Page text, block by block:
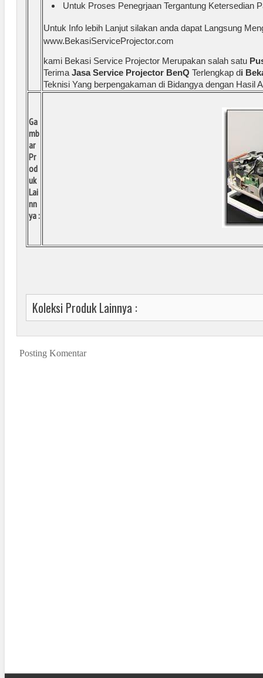
Untuk Proses Penegrjaan Tergantung Ketersedian
Untuk Info lebih Lanjut silakan anda dapat Langsung
www.BekasiServiceProjector.com
kami Bekasi Service Projector Merupakan salah satu
Terima Jasa Service Projector BenQ Terlengkap di
Teknisi Yang berpengakaman di Bidangya dengan Hasil
Ga
mb
ar
Pr
od
uk
Lai
nn
ya :
Koleksi Produk Lainnya :
Posting Komentar